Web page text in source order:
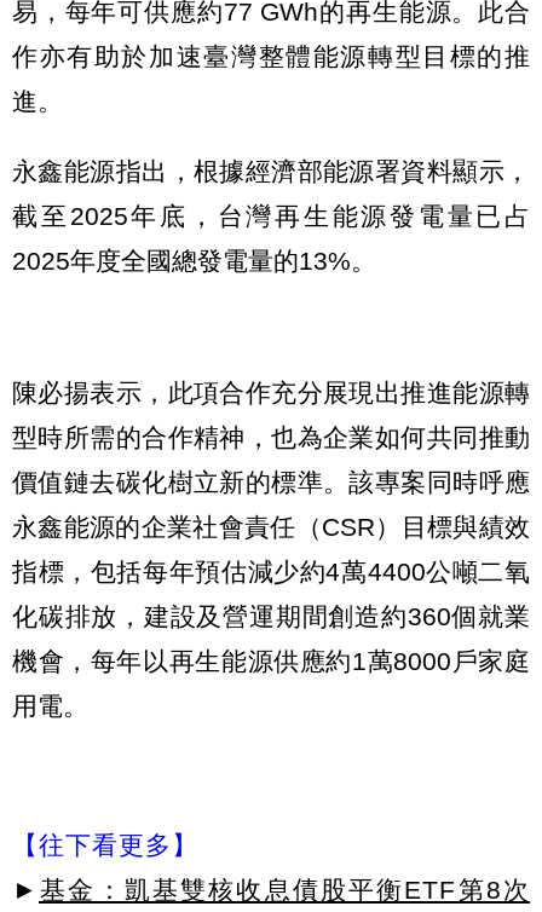
易，每年可供應約77 GWh的再生能源。此合
作亦有助於加速臺灣整體能源轉型目標的推
進。
永鑫能源指出，根據經濟部能源署資料顯示，
截至2025年底，台灣再生能源發電量已占
2025年度全國總發電量的13%。
陳必揚表示，此項合作充分展現出推進能源轉
型時所需的合作精神，也為企業如何共同推動
價值鏈去碳化樹立新的標準。該專案同時呼應
永鑫能源的企業社會責任（CSR）目標與績效
指標，包括每年預估減少約4萬4400公噸二氧
化碳排放，建設及營運期間創造約360個就業
機會，每年以再生能源供應約1萬8000戶家庭
用電。
【往下看更多】
► 基金：凱基雙核收息債股平衡ETF第8次